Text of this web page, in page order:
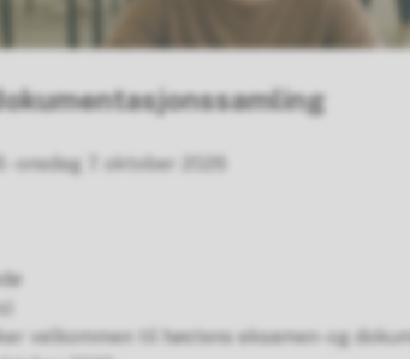
onsdag 7. oktober 2026
velkommen til høstens eksamen- og